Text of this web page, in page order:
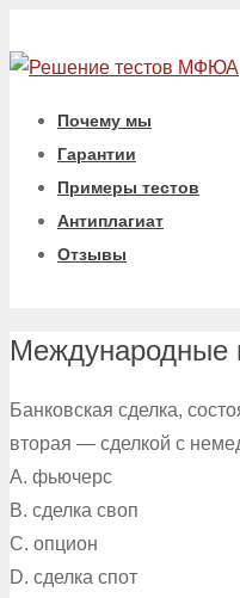
Почему мы
Гарантии
Примеры тестов
Антиплагиат
Отзывы
Международные
Банковская сделка,
вторая — сделкой с
A. фьючерс
B. сделка своп
C. опцион
D. сделка спот